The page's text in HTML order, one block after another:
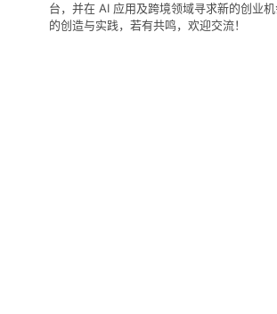
台，并在 AI 应用及跨境领域寻求新的创业
的创造与实践，若有共鸣，欢迎交流！